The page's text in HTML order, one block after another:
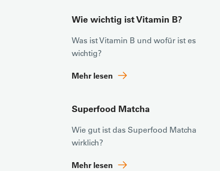
Wie wichtig ist Vitamin B?
Was ist Vitamin B und wofür ist es
wichtig?
Mehr lesen
Superfood Matcha
Wie gut ist das Superfood Matcha
wirklich?
Mehr lesen